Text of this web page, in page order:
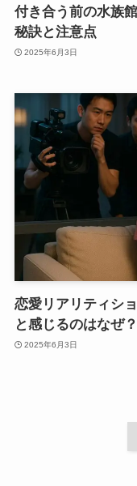
付き合う前の水族
秘訣と注意点
2025年6月3日
恋愛リアリティシ
と感じるのはなぜ
2025年6月3日